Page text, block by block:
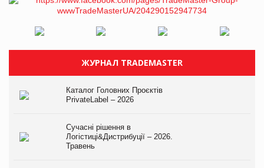
ЖУРНАЛ TRADEMASTER
Каталог Головних Проєктів
PrivateLabel – 2026
Сучасні рішення в
Логістиці&Дистрибуції – 2026.
Травень